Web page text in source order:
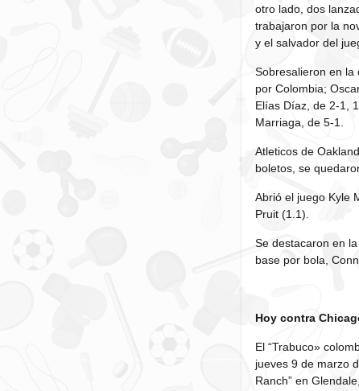
otro lado, dos
trabajaron por la
y el salvador del
Sobresalieron en la
por Colombia;
Elías Díaz, de 2-1,
Marriaga, de 5-1.
Atleticos de
boletos, se
Abrió el juego Kyle
Pruit (1.1).
Se destacaron en
base por bola,
Hoy contra
El “Trabuco»
jueves 9 de marzo
Ranch” en